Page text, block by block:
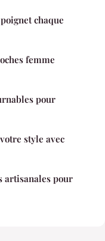
chaque
femme
pour
style avec
artisanales pour